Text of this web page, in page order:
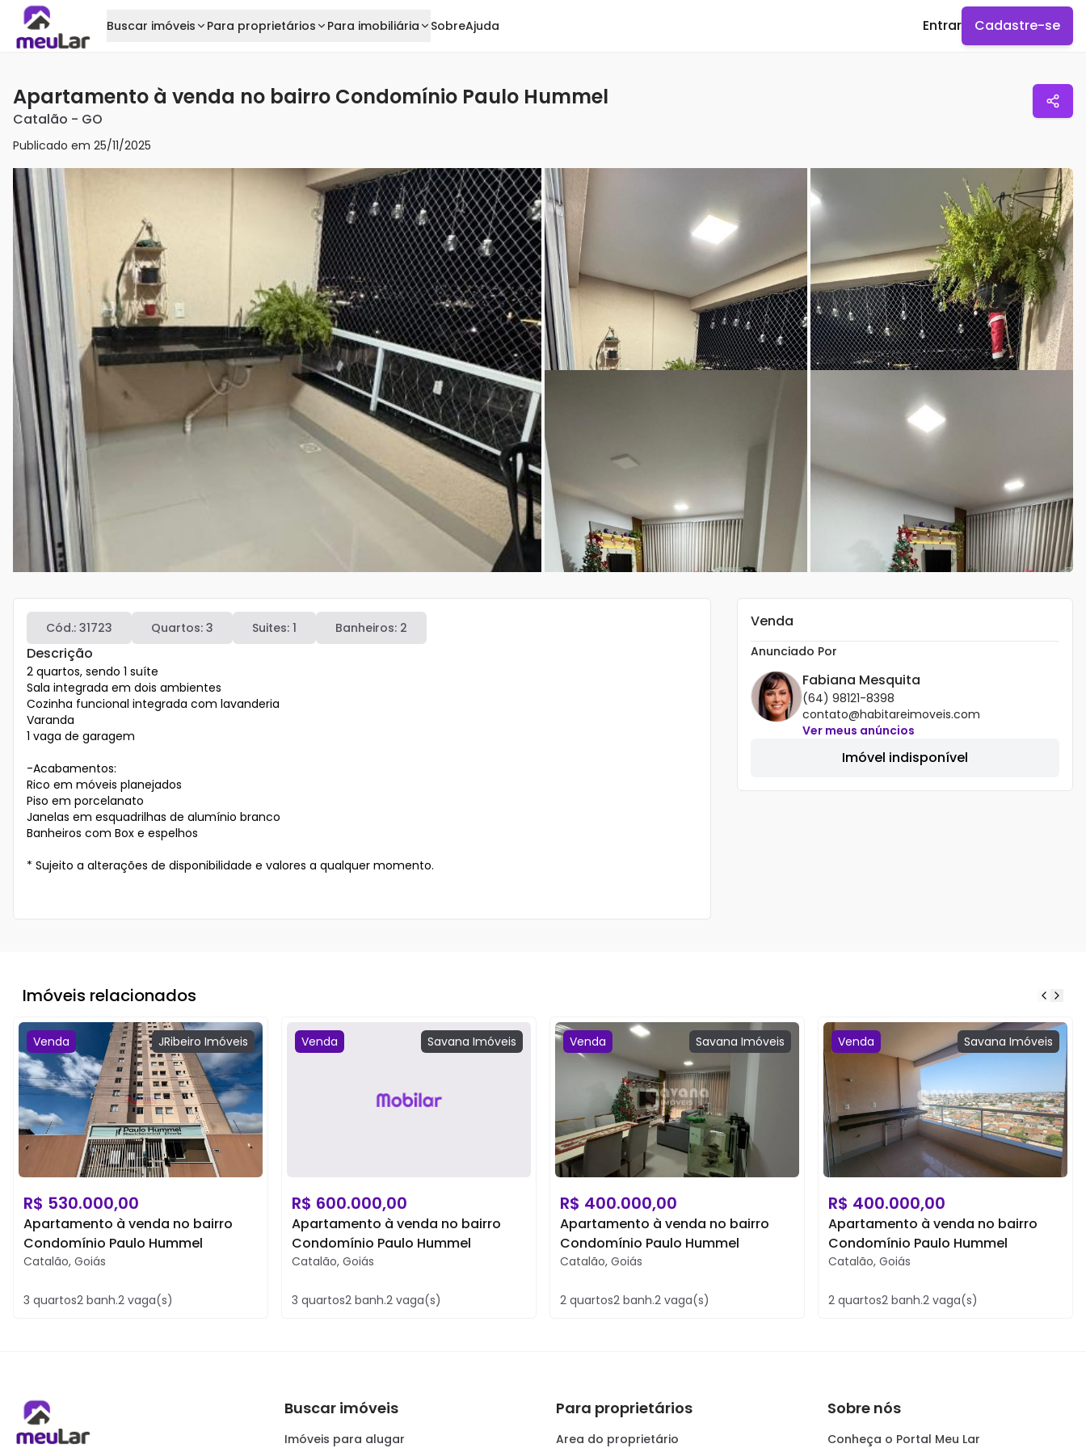
Buscar imóveis Para proprietários Para imobiliária SobreAjuda Entrar Cadastre-se
Apartamento à venda no bairro Condomínio Paulo Hummel
Catalão - GO
Publicado em 25/11/2025
Cód.: 31723 Quartos: 3 Suites: 1 Banheiros: 2
Descrição
2 quartos, sendo 1 suíte
Sala integrada em dois ambientes
Cozinha funcional integrada com lavanderia
Varanda
1 vaga de garagem
-Acabamentos:
Rico em móveis planejados
Piso em porcelanato
Janelas em esquadrilhas de alumínio branco
Banheiros com Box e espelhos
* Sujeito a alterações de disponibilidade e valores a qualquer momento.
Venda
Anunciado Por
Fabiana Mesquita
(64) 98121-8398
contato@habitareimoveis.com
Ver meus anúncios
Imóvel indisponível
Venda JRibeiro Imóveis
R$ 530.000,00
Apartamento à venda no bairro
Condomínio Paulo Hummel
Catalão, Goiás
3 quartos2 banh.2 vaga(s)
Venda Savana Imóveis
R$ 600.000,00
Apartamento à venda no bairro
Condomínio Paulo Hummel
Catalão, Goiás
3 quartos2 banh.2 vaga(s)
Venda Savana Imóveis
R$ 400.000,00
Apartamento à venda no bairro
Condomínio Paulo Hummel
Catalão, Goiás
2 quartos2 banh.2 vaga(s)
Venda Savana Imóveis
R$ 400.000,00
Apartamento à venda no bairro
Condomínio Paulo Hummel
Catalão, Goiás
2 quartos2 banh.2 vaga(s)
Imóveis relacionados
Buscar imóveis
Imóveis para alugar
Para proprietários
Area do proprietário
Sobre nós
Conheça o Portal Meu Lar